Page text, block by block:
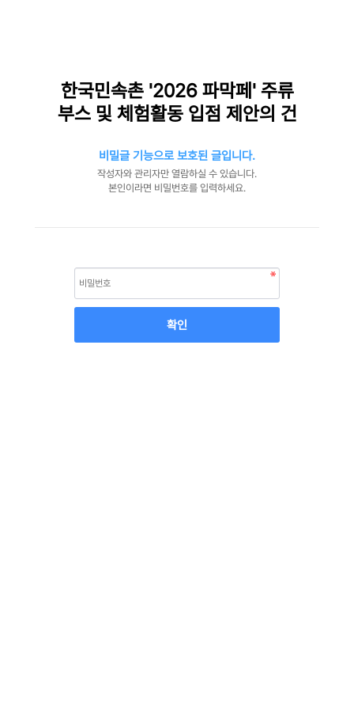
한국민속촌 '2026 파막페' 주류
부스 및 체험활동 입점 제안의 건
비밀글 기능으로 보호된 글입니다.
작성자와 관리자만 열람하실 수 있습니다.
본인이라면 비밀번호를 입력하세요.